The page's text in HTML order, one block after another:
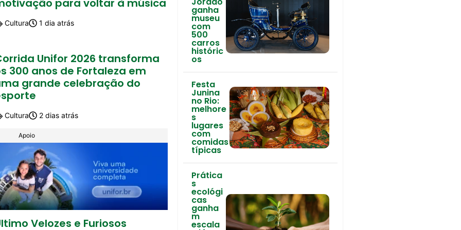
Cultura 1 dia atrás
Unifor 2026 transforma
300 anos de Fortaleza em
grande celebração do
Cultura 2 dias atrás
Apoio
Velozes e Furiosos
ganha
museu
com
500
carros
históric
os
Festa
Junina
no Rio:
melhore
s
lugares
com
comidas
típicas
Prática
s
ecológi
cas
ganha
m
escala